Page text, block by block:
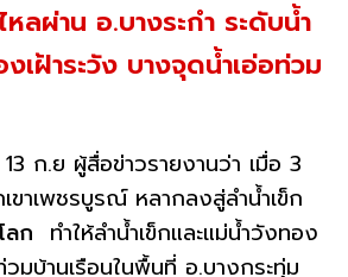
ลผ่าน อ.บางระกำ ระดับน้ำ
ฝ้าระวัง บางจุดน้ำเอ่อท่วม
สื่อข่าวรายงานว่า เมื่อ 3
ขาเพชรบูรณ์ หลากลงสู่ลำน้ำเข็ก
ก ทำให้ลำน้ำเข็กและแม่น้ำวังทอง
มบ้านเรือนในพื้นที่ อ.บางกระทุ่ม